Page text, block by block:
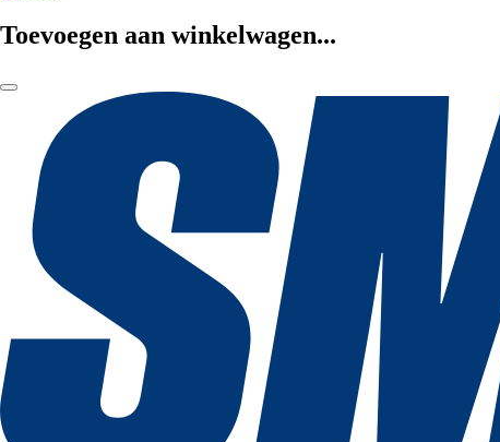
Toevoegen aan winkelwagen...